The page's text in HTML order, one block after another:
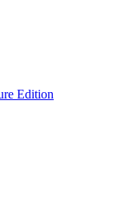
Edition